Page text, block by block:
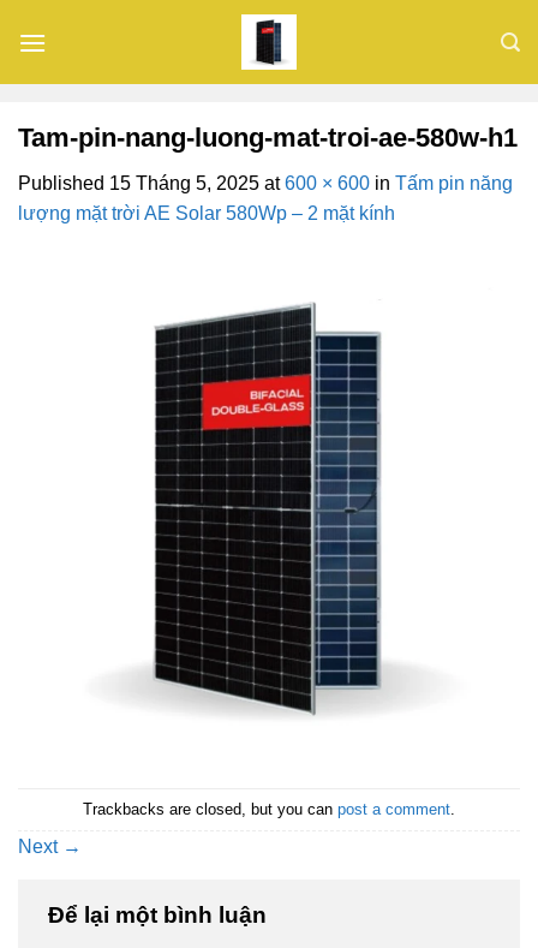
Tam-pin-nang-luong-mat-troi-ae-580w-h1
Published 15 Tháng 5, 2025 at600 × 600 in Tấm pin năng
lượng mặt trời AE Solar 580Wp – 2 mặt kính
Trackbacks are closed, but you can post a comment
Next →
Để lại một bình luận